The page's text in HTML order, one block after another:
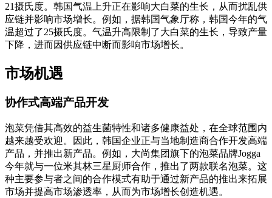
21摄氏度。韩国气温上升正在影响大白菜的生长，从而扰乱供
应链并影响市场增长。例如，据韩国气象厅称，韩国今年的气
温超过了25摄氏度。气温升高限制了大白菜的生长，导致产量
下降，进而因供应链中断而影响市场增长。
市场机遇
协作式高端产品开发
泡菜凭借其高效的益生菌特性和诸多健康益处，在全球范围内
越来越受欢迎。因此，韩国企业正与当地制造商合作开发高端
产品，并推出新产品。例如，大尚集团旗下的泡菜品牌Jogga
今年就与一位米其林三星厨师合作，推出了两款联名泡菜。这
种主要参与者之间的合作模式有助于通过新产品的推出来拓展
市场并提高市场渗透率，从而为市场增长创造机遇。